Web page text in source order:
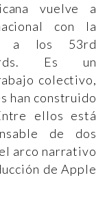
vuelve a
con la
a los 53rd
Es un
colectivo,
han construido
ellos está
de dos
arco narrativo
de Apple